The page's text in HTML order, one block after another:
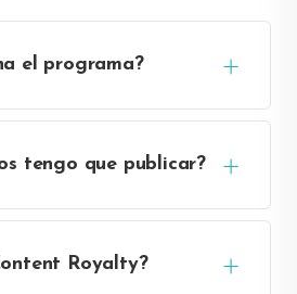
el programa?
tengo que publicar?
Royalty?